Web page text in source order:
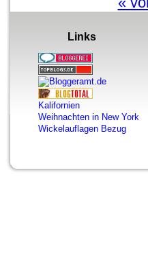
Links
Kalifornien
Weihnachten in New York
Wickelauflagen Bezug